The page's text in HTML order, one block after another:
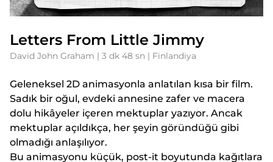
Letters From Little Jimmy
David John Graham | 3 dk 48 sn | Finlandiya
Geleneksel 2D animasyonla anlatılan kısa bir film.
Sadık bir oğul, evdeki annesine zafer ve macera
dolu hikâyeler içeren mektuplar yazıyor. Ancak
mektuplar açıldıkça, her şeyin göründüğü gibi
olmadığı anlaşılıyor.
Bu animasyonu küçük, post-it boyutunda kağıtlara